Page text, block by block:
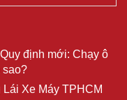
Quy định mới: Chạy ô
sao?
Lái Xe Máy TPHCM